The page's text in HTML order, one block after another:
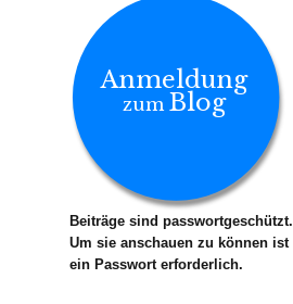
Anmeldung
zum Blog
Beiträge sind passwortgeschützt.
Um sie anschauen zu können ist
ein Passwort erforderlich.